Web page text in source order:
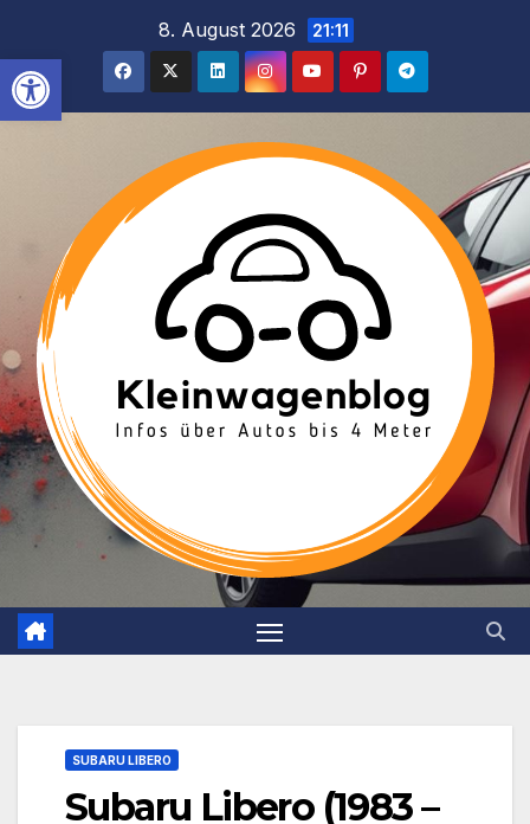
Werkzeugleiste öffnen
springen
8. August 2026 21:11
SUBARU LIBERO
Subaru Libero (1983 –